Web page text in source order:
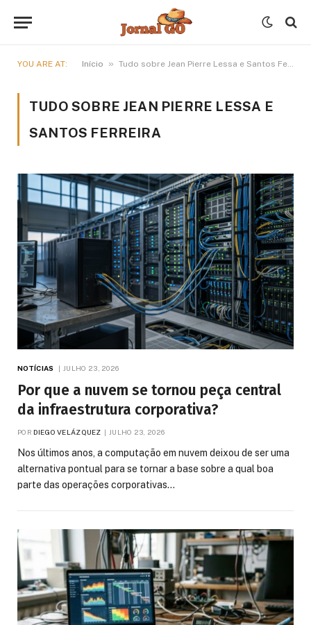
YOU ARE AT: Início » Tudo sobre Jean Pierre Lessa e Santos Ferreira
TUDO SOBRE JEAN PIERRE LESSA E
SANTOS FERREIRA
NOTÍCIAS JULHO 23, 2026
Por que a nuvem se tornou peça central
da infraestrutura corporativa?
POR DIEGO VELÁZQUEZ JULHO 23, 2026
Nos últimos anos, a computação em nuvem deixou de ser uma
alternativa pontual para se tornar a base sobre a qual boa
parte das operações corporativas…